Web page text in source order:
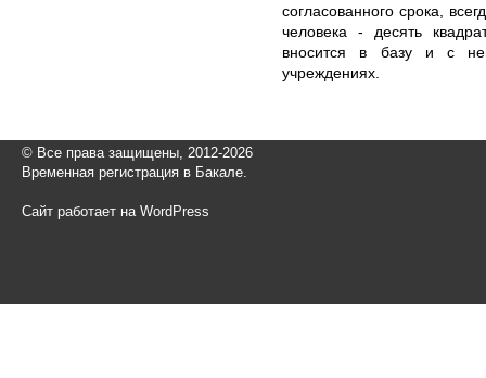
согласованного срока,
человека - десять
вносится в базу и с
учреждениях.
© Все права защищены, 2012-2026
Временная регистрация в Бакале.
Сайт работает на WordPress